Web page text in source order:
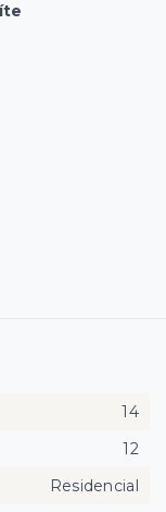
14
12
Residencial